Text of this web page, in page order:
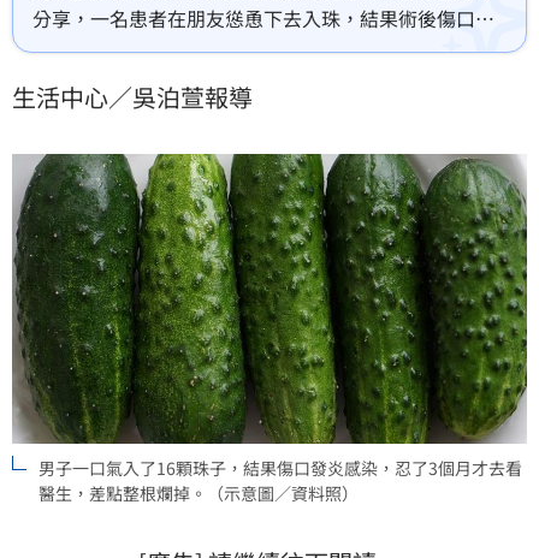
分享，一名患者在朋友慫恿下去入珠，結果術後傷口腫
脹發炎，痛了3個月，生殖器前端「腫得像石頭一樣
終透過手術清創才保住命根子，差點毀了下半生「性
生活中心／吳泊萱報導
男子一口氣入了16顆珠子，結果傷口發炎感染，忍了3個月才去看
醫生，差點整根爛掉。（示意圖／資料照）